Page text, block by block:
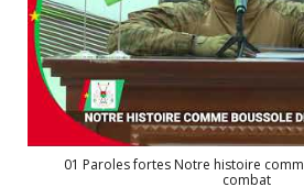
01 Paroles fortes Notre histoire
combat